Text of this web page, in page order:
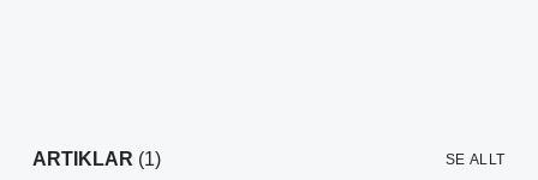
ARTIKLAR (1) SE ALLT